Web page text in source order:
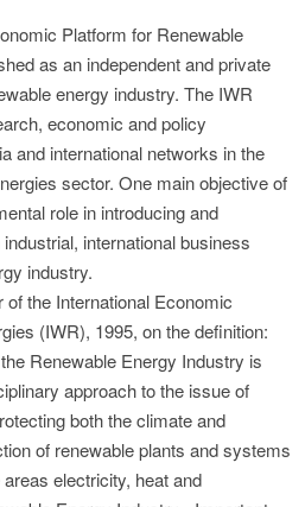
Platform for Renewable
as an independent and private
energy industry. The IWR
economic and policy
and international networks in the
sector. One main objective of
role in introducing and
international business
industry.
the International Economic
(IWR), 1995, on the definition:
Renewable Energy Industry is
approach to the issue of
both the climate and
of renewable plants and systems
electricity, heat and